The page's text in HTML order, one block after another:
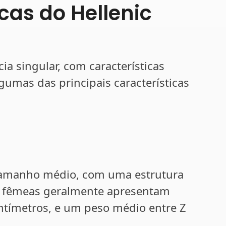
do Hellenic
singular, com características
das principais características
médio, com uma estrutura
geralmente apresentam
e um peso médio entre Z